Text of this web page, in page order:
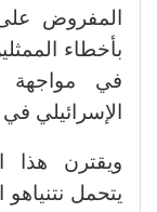
المفروض
بأخطاء
في مواجهة
الإسرائيلي
ويقترن
يتحمل